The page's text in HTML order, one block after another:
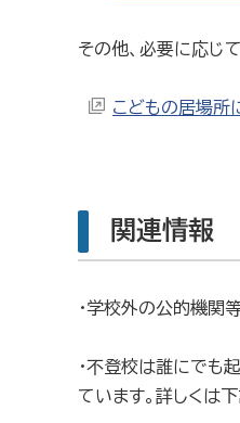
その他、必要に応じ
こどもの居場所
関連情報
・学校外の公的機関
・不登校は誰にでも
ています。詳しくは